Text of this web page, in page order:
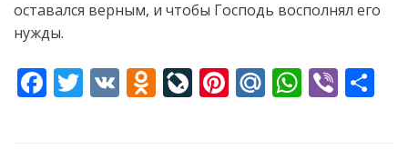
оставался верным, и чтобы Господь восполнял его
нужды.
F T V O Li Pi M W Vi